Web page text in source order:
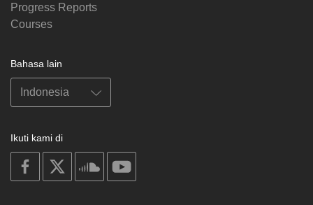
Progress Reports
Courses
Bahasa lain
Ikuti kami di
on
facebook
soundcloud